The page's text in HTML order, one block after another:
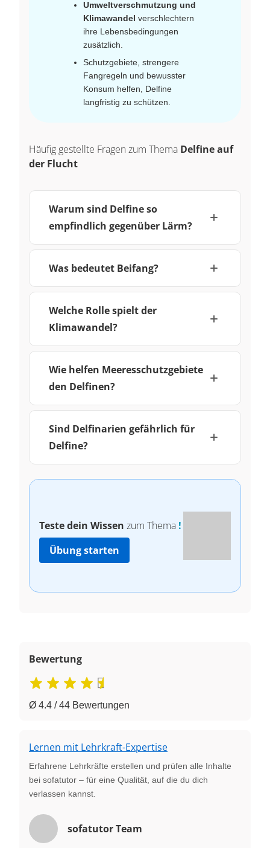
Umweltverschmutzung und
Klimawandel verschlechtern
ihre Lebensbedingungen
zusätzlich.
Schutzgebiete, strengere
Fangregeln und bewusster
Konsum helfen, Delfine
langfristig zu schützen.
Häufig gestellte Fragen zum Thema Delfine auf
der Flucht
Warum sind Delfine so
empfindlich gegenüber Lärm?
Was bedeutet Beifang?
Welche Rolle spielt der
Klimawandel?
Wie helfen Meeresschutzgebiete
den Delfinen?
Sind Delfinarien gefährlich für
Delfine?
Teste dein Wissen zum Thema !
Übung starten
Bewertung
Ø 4.4 / 44 Bewertungen
Lernen mit Lehrkraft-Expertise
Erfahrene Lehrkräfte erstellen und prüfen alle Inhalte
bei sofatutor – für eine Qualität, auf die du dich
verlassen kannst.
sofatutor Team